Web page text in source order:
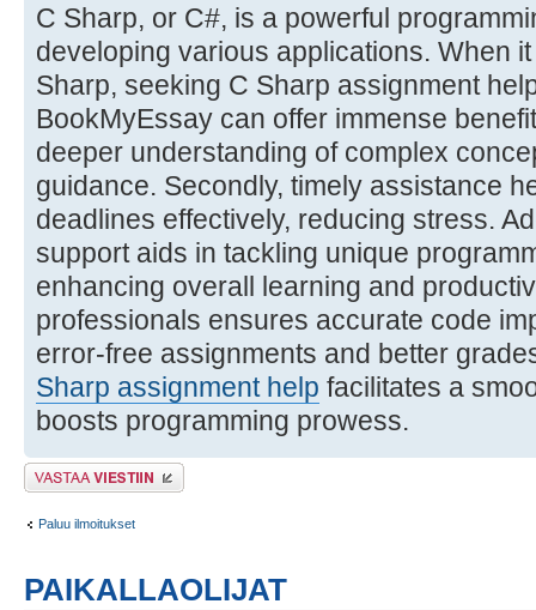
C Sharp, or C#, is a powerful
developing various applications. When
Sharp, seeking C Sharp assignment
BookMyEssay can offer immense
deeper understanding of complex
guidance. Secondly, timely assistance
deadlines effectively, reducing stress.
support aids in tackling unique
enhancing overall learning and
professionals ensures accurate code
error-free assignments and better
Sharp assignment help facilitates a
boosts programming prowess.
Lähetä vastaus
Paluu ilmoitukset
PAIKALLAOLIJAT